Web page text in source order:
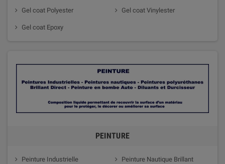
Gel coat Polyester Gel coat Vinylester
Gel coat Epoxy
PEINTURE
Peinture Industrielle
Peinture Nautique Brillant